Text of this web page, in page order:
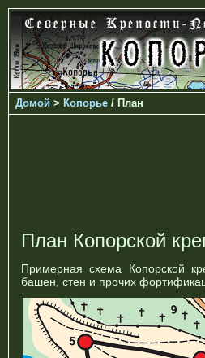
Домой > Копорье / План
План Копорской
Примерная схема Копорской
башен, стен и прочих